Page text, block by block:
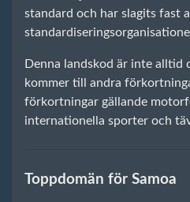
standard och har slagits fast
Denna landskod är inte alltid
kommer till andra
förkortningar gällande
internationella sporter och
Toppdomän för Samoa